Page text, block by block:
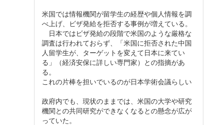
米国では情報機関が留学生の経歴や個人情報を調
べ上げ、ビザ発給を拒否する事例が増えている。
日本ではビザ発給の段階で米国のような厳格な
調査は行われておらず、「米国に拒否された中国
人留学生が、ターゲットを変えて日本に来てい
る」（経済安保に詳しい専門家）との指摘があ
る。
これの片棒を担いでいるのが日本学術会議らしい
政府内でも、現状のままでは、米国の大学や研究
機関との共同研究ができなくなるとの懸念が広が
っていた。